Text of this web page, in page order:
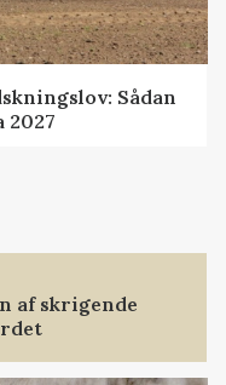
Sådan
af skrigende